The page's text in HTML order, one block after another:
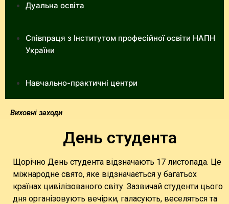
Дуальна освіта
Співпраця з Інститутом професійної освіти НАПН
України
Навчально-практичні центри
Виховні заходи
День студента
Щорічно День студента відзначають 17 листопада. Це
міжнародне свято, яке відзначається у багатьох
країнах цивілізованого світу. Зазвичай студенти цього
дня організовують вечірки, галасують, веселяться та